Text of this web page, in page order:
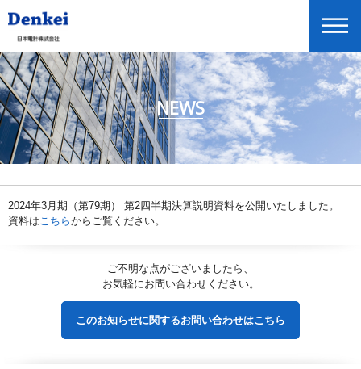
ニュースリリース
企業情報
投資家情報
NEWS
2024年3月期（第79期） 第2四半期決算説明資料を公開いたしました。
資料はこちらからご覧ください。
ご不明な点がございましたら、
お気軽にお問い合わせください。
このお知らせに関するお問い合わせはこちら